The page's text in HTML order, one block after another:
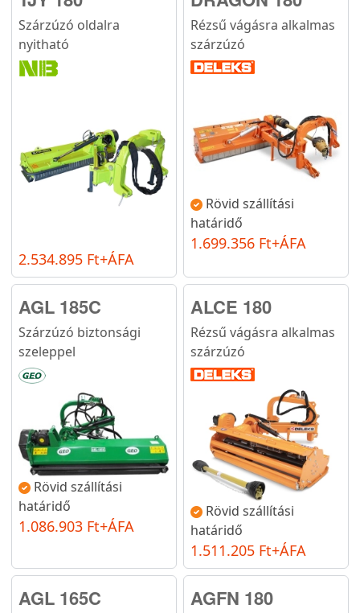
Szárzúzó oldalra
nyitható
2.534.895 Ft+ÁFA
Rézsű vágásra alkalmas
szárzúzó
Rövid szállítási
határidő
1.699.356 Ft+ÁFA
AGL 185C
Szárzúzó biztonsági
szeleppel
Rövid szállítási
határidő
1.086.903 Ft+ÁFA
ALCE 180
Rézsű vágásra alkalmas
szárzúzó
Rövid szállítási
határidő
1.511.205 Ft+ÁFA
AGL 165C AGFN 180